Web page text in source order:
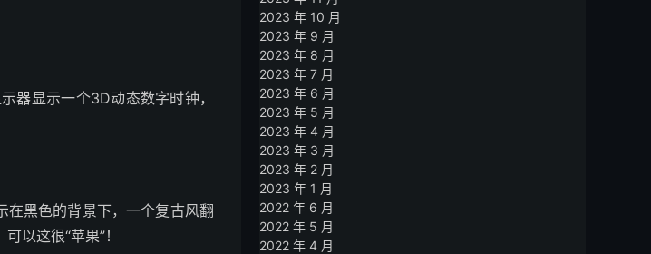
器显示一个3D动态数字时钟，
黑色的背景下，一个复古风翻
以这很“苹果”！
2023 年 10 月
2023 年 9 月
2023 年 8 月
2023 年 7 月
2023 年 6 月
2023 年 5 月
2023 年 4 月
2023 年 3 月
2023 年 2 月
2023 年 1 月
2022 年 6 月
2022 年 5 月
2022 年 4 月